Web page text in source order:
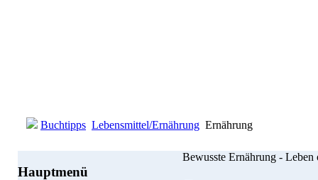
Buchtipps Lebensmittel/Ernährung Ernährung
Hauptmenü
Bewusste Ernährung - Leben